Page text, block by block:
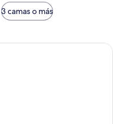
3 camas o más
de hotel con cama,